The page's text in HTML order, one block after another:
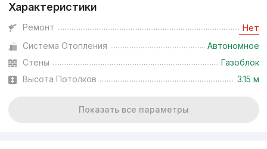
Характеристики
Ремонт Нет
Система Отопления
Автономное
Стены
Газоблок
Высота Потолков
3.15 м
Показать все параметры